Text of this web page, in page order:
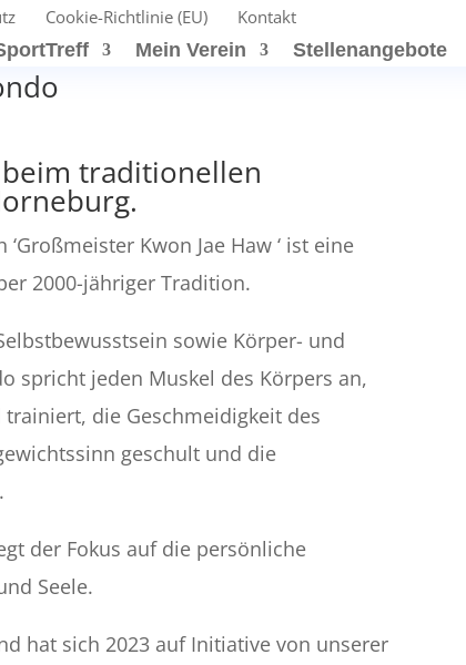
Cookie-Richtlinie (EU)
Kontakt
Mein Verein Stellenangebote
traditionellen
Kwon Jae Haw ‘ ist eine
2000-jähriger Tradition.
sowie Körper- und
spricht jeden Muskel des Körpers an,
die Geschmeidigkeit des
geschult und die
der Fokus auf die persönliche
Seele.
hat sich 2023 auf Initiative von unserer